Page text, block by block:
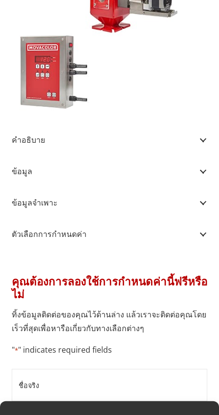
คำอธิบาย
ข้อมูล
ข้อมูลจำเพาะ
ตัวเลือกการกำหนดค่า
คุณต้องการลองใช้การกำหนดค่านี้ฟรีหรือ
ไม่
ทิ้งข้อมูลติดต่อของคุณไว้ด้านล่าง แล้วเราจะติดต่อคุณโดย
เร็วที่สุดเพื่อหารือเกี่ยวกับทางเลือกต่างๆ
"*" indicates required fields
จริง
*